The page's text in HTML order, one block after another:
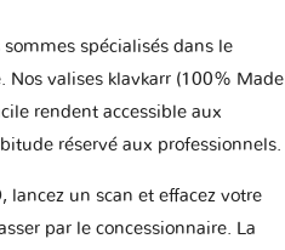
spécialisés dans le
valises klavkarr (100% Made
rendent accessible aux
réservé aux professionnels.
lancez un scan et effacez votre
par le concessionnaire. La